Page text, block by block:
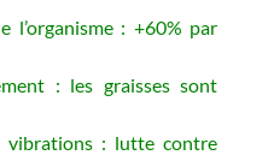
l’organisme : +60% par
: les graisses sont
vibrations : lutte contre